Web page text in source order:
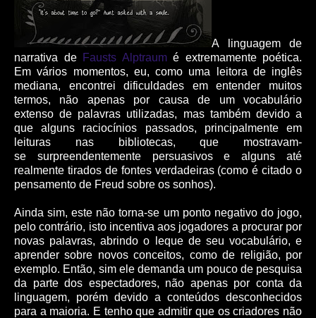
A linguagem de
narrativa de
Fausts Alptraumé extremamente poética.
Em vários momentos, eu, como uma leitora de inglês
mediana, encontrei dificuldades em entender muitos
termos, não apenas por causa de um vocabulário
extenso de palavras utilizadas, mas também devido a
que alguns raciocínios passados, principalmente em
leituras nas bibliotecas, que mostravam-
se surpreendentemente persuasivos e alguns até
realmente tirados de fontes verdadeiras (como é citado o
pensamento de Freud sobre os sonhos).
Ainda sim, este não torna-se um ponto negativo do jogo,
pelo contrário, isto incentiva aos jogadores a procurar por
novas palavras, abrindo o leque de seu vocabulário, e
aprender sobre novos conceitos, como de religião, por
exemplo. Então, sim ele demanda um pouco de pesquisa
da parte dos espectadores, não apenas por conta da
linguagem, porém devido a conteúdos desconhecidos
para a maioria. E tenho que admitir que os criadores não